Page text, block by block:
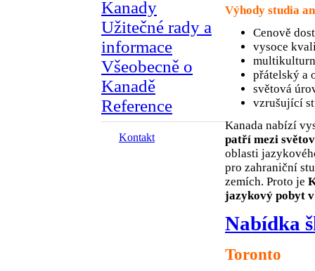
Kanady
Užitečné rady a
informace
Všeobecně o
Kanadě
Reference
Kontakt
Výhody studia
Cenově
vysoce
přátelský a
světová
vzrušující
Kanada nabízí
patří mezi
oblasti
pro zahraniční
zemích. Proto je
jazykový pobyt
Nabídka
Toronto